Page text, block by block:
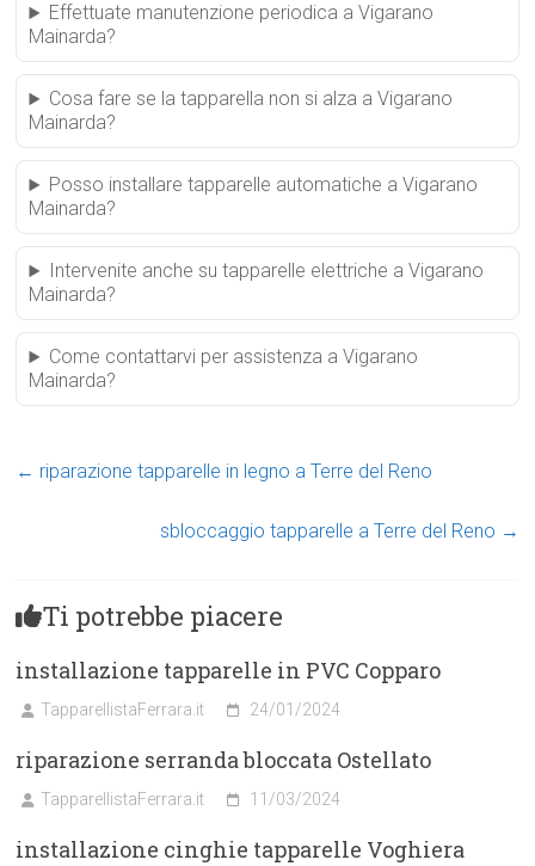
Effettuate manutenzione periodica a Vigarano
Mainarda?
Cosa fare se la tapparella non si alza a Vigarano
Mainarda?
Posso installare tapparelle automatiche a Vigarano
Mainarda?
Intervenite anche su tapparelle elettriche a Vigarano
Mainarda?
Come contattarvi per assistenza a Vigarano
Mainarda?
← riparazione tapparelle in legno a Terre del Reno
sbloccaggio tapparelle a Terre del Reno →
Ti potrebbe piacere
installazione tapparelle in PVC Copparo
TapparellistaFerrara.it 24/01/2024
riparazione serranda bloccata Ostellato
TapparellistaFerrara.it 11/03/2024
installazione cinghie tapparelle Voghiera